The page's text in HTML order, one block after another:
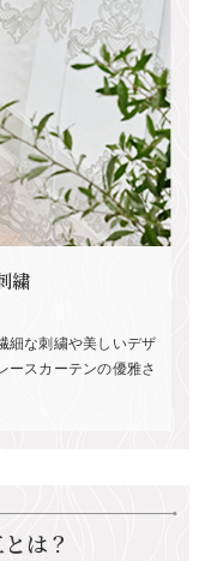
繍
細な刺繍や美しいデザ
ースカーテンの優雅さ
は？